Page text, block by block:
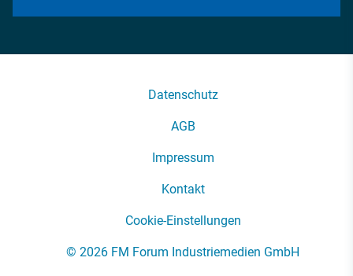
Datenschutz
AGB
Impressum
Kontakt
Cookie-Einstellungen
© 2026 FM Forum Industriemedien GmbH